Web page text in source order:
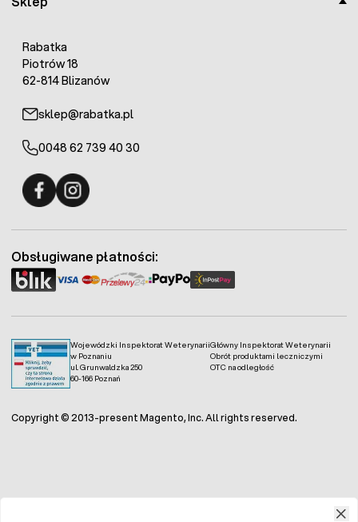
Rabatka
Piotrów 18
62-814 Blizanów
sklep@rabatka.pl
0048 62 739 40 30
Wojewódzki Inspektorat Weterynarii
w Poznaniu
ul. Grunwaldzka 250
60-166 Poznań
Główny Inspektorat Weterynarii
Obrót produktami leczniczymi
OTC na odległość
Obsługiwane płatności:
Copyright © 2013-present Magento, Inc. All rights reserved.